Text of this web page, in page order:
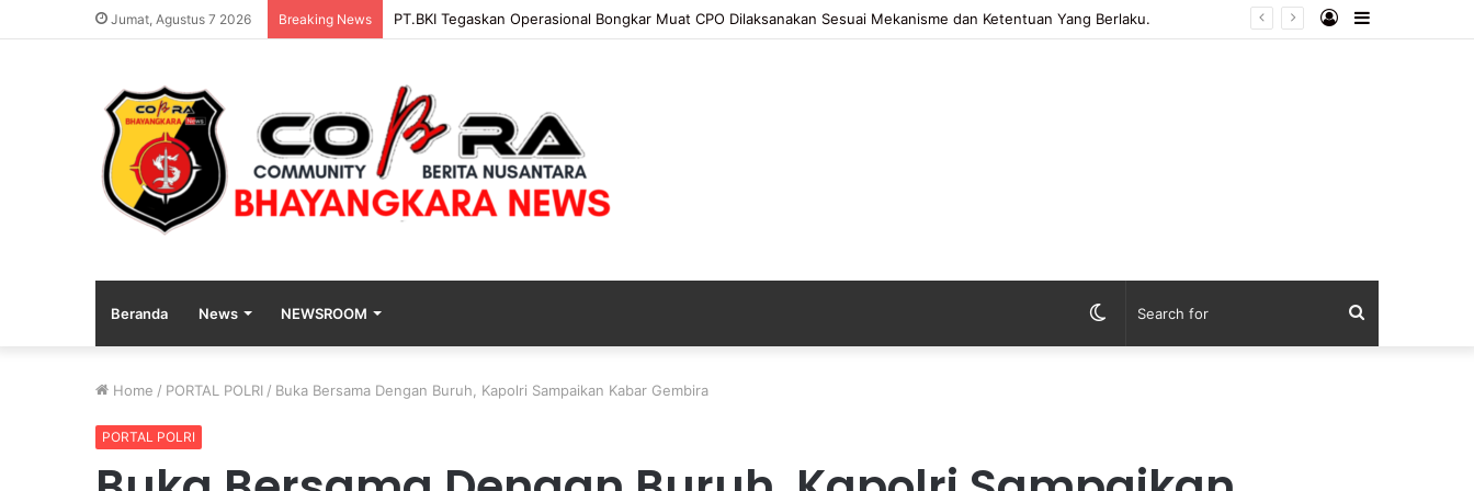
Jumat, Agustus 7 2026 Breaking News PENGGANTIAN KAPOLRI”KOMPETENSI ABSOLUT PRESIDEN” Sidebar
Log
Beranda News NEWSROOM Search
Switch
Home / PORTAL POLRI / Buka Bersama Dengan Buruh, Kapolri Sampaikan Kabar Gembira
PORTAL POLRI